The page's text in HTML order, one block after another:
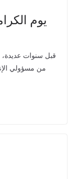
يوم
قبل سنوات
من مسؤولي